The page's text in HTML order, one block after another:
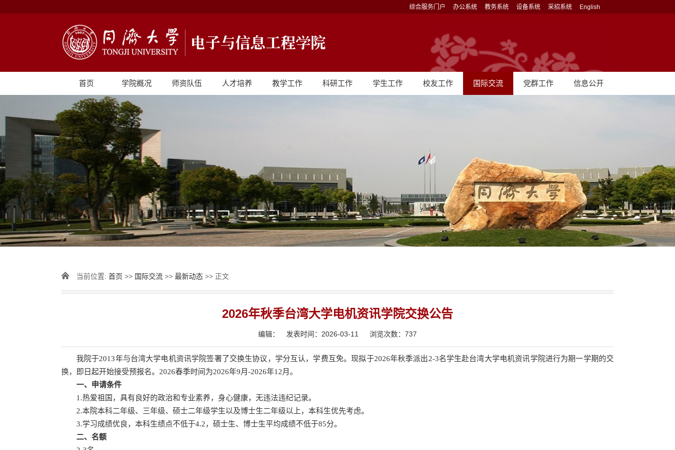
综合服务门户 办公系统 教务系统 设备系统 采招系统 English
首页 学院概况 师资队伍 人才培养 教学工作 科研工作 学生工作 校友工作 国际交流 党群工作 信息公开
当前位置: 首页 >> 国际交流 >> 最新动态 >> 正文
2026年秋季台湾大学电机资讯学院交换​公告
编辑： 发表时间：2026-03-11 浏览次数： 737
我院于2013年与台湾大学电机资讯学院签署了交换生协议，学分互认，学费互免。现拟于2026年秋季派出2-3名学生赴台湾大学电机资讯学院进行为期一学期的交
换，即日起开始接受预报名。2026春季时间为2026年9月-2026年12月。
一、申请条件
1.热爱祖国，具有良好的政治和专业素养，身心健康，无违法违纪记录。
2.本院本科二年级、三年级、硕士二年级学生以及博士生二年级以上，本科生优先考虑。
3.学习成绩优良，本科生绩点不低于4.2，硕士生、博士生平均成绩不低于85分。
二、名额